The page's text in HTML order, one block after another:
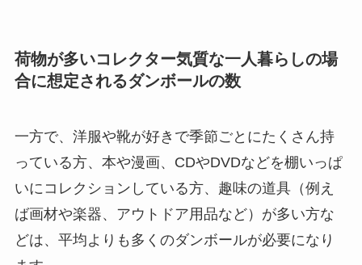
荷物が多いコレクター気質な一人暮らしの場
合に想定されるダンボールの数
一方で、洋服や靴が好きで季節ごとにたくさん持
っている方、本や漫画、CDやDVDなどを棚いっぱ
いにコレクションしている方、趣味の道具（例え
ば画材や楽器、アウトドア用品など）が多い方な
どは、平均よりも多くのダンボールが必要になり